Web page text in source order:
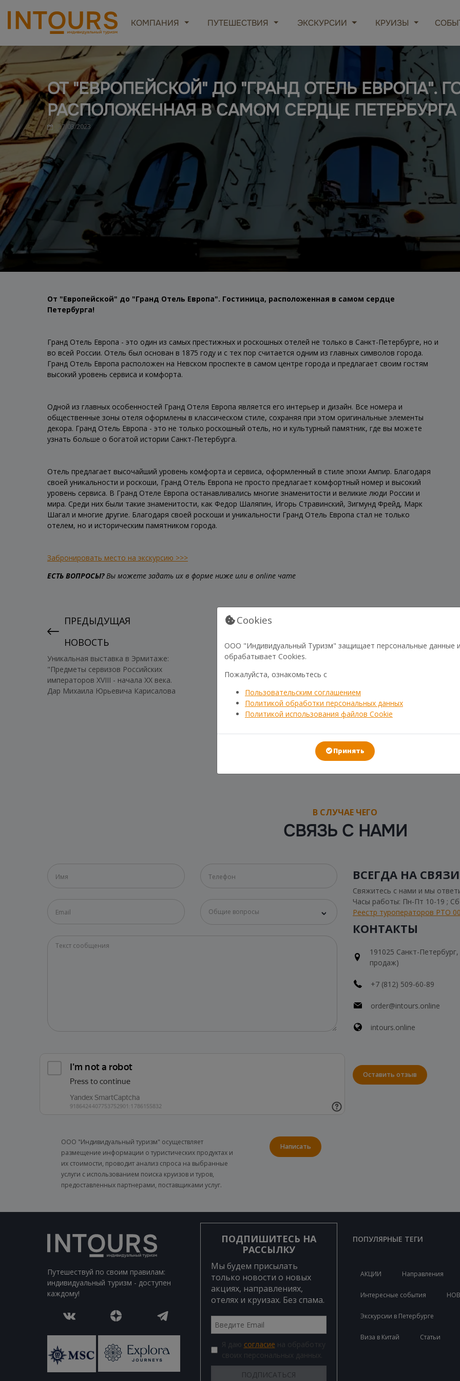
КОМПАНИЯ ПУТЕШЕСТВИЯ ЭКСКУРСИИ КРУИЗЫ
ОТ "ЕВРОПЕЙСКОЙ" ДО "ГРАНД ОТЕЛЬ ЕВРОПА".
РАСПОЛОЖЕННАЯ В САМОМ СЕРДЦЕ ПЕТЕРБУРГА
27/03/2023
От "Европейской" до "Гранд Отель Европа". Гостиница, расположенная в самом сердце
Петербурга!
Гранд Отель Европа - это один из самых престижных и роскошных отелей не только в Санкт-Петербурге, но и
во всей России. Отель был основан в 1875 году и с тех пор считается одним из главных символов города.
Гранд Отель Европа расположен на Невском проспекте в самом центре города и предлагает своим гостям
высокий уровень сервиса и комфорта.
Одной из главных особенностей Гранд Отеля Европа является его интерьер и дизайн. Все номера и
общественные зоны отеля оформлены в классическом стиле, сохраняя при этом оригинальные элементы
декора. Гранд Отель Европа - это не только роскошный отель, но и культурный памятник, где вы можете
узнать больше о богатой истории Санкт-Петербурга.
Отель предлагает высочайший уровень комфорта и сервиса, оформленный в стиле эпохи Ампир. Благодаря
своей уникальности и роскоши, Гранд Отель Европа не просто предлагает комфортный номер и высокий
уровень сервиса. В Гранд Отеле Европа останавливались многие знаменитости и великие люди России и
мира. Среди них были такие знаменитости, как Федор Шаляпин, Игорь Стравинский, Зигмунд Фрейд, Марк
Шагал и многие другие. Благодаря своей роскоши и уникальности Гранд Отель Европа стал не только
отелем, но и историческим памятником города.
Забронировать место на экскурсию >>>
ЕСТЬ ВОПРОСЫ?Вы можете задать их в форме ниже или в online чате
ПРЕДЫДУЩАЯ
НОВОСТЬ
Уникальная выставка в Эрмитаже:
"Предметы сервизов Российских
императоров XVIII - начала XX века.
Дар Михаила Юрьевича Карисалова
В СЛУЧАЕ ЧЕГО
СВЯЗЬ С НАМИ
Общие вопросы
ООО "Индивидуальный туризм" осуществляет
размещение информации о туристических продуктах и
их стоимости, проводит анализ спроса на выбранные
услуги с использованием поиска круизов и туров,
предоставленных партнерами, поставщиками услуг.
Написать
ВСЕГДА НА СВЯЗИ
Свяжитесь с нами и мы
Часы работы: Пн-Пт 10-19 ;
Реестр туроператоров РТО
КОНТАКТЫ
191025 Санкт-
продаж)
+7 (812) 509-60-89
order@intours.online
intours.online
Оставить отзыв
Путешествуй по своим правилам:
индивидуальный туризм - доступен
каждому!
ПОДПИШИТЕСЬ НА
РАССЫЛКУ
Мы будем присылать
только новости о новых
акциях, направлениях,
отелях и круизах. Без спама.
Я даю согласие на обработку
своих персональных данных.
ПОПУЛЯРНЫЕ ТЕГИ
АКЦИИ Направления
Интересные события
Экскурсии в Петербурге
Виза в Китай Статьи
Cookies
ООО "Индивидуальный Туризм" защищает персональные данные и
обрабатывает Cookies.
Пожалуйста, ознакомьтесь с
Пользовательским соглашением
Политикой обработки персональных данных
Политикой использования файлов Cookie
Принять